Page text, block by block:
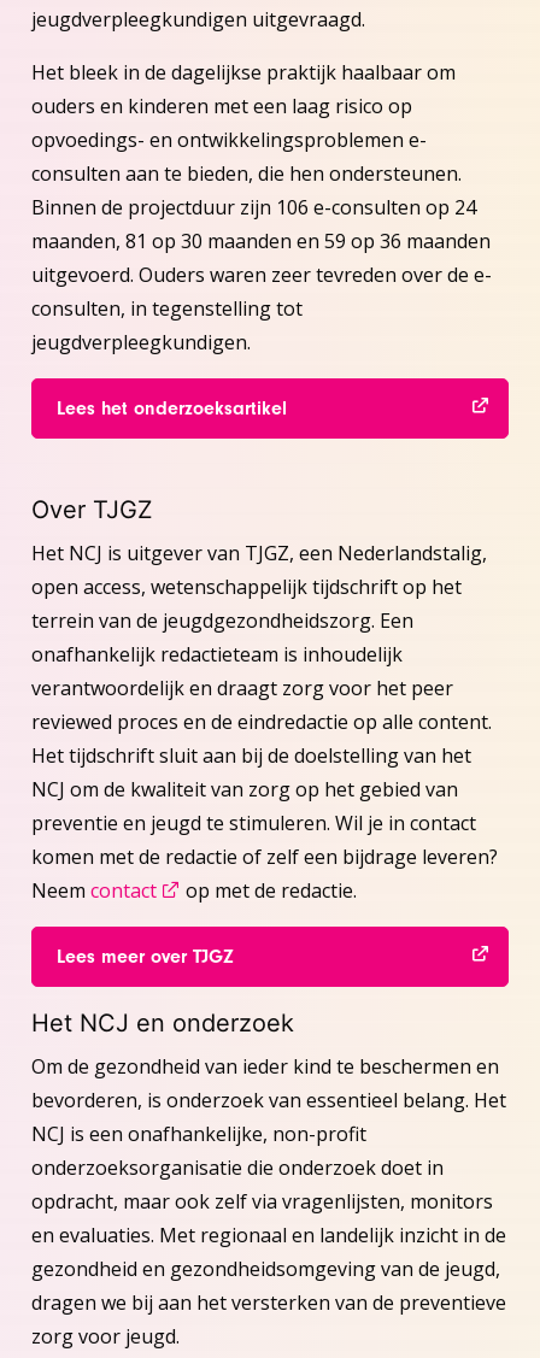
jeugdverpleegkundigen uitgevraagd.
Het bleek in de dagelijkse praktijk haalbaar om
ouders en kinderen met een laag risico op
opvoedings- en ontwikkelingsproblemen e-
consulten aan te bieden, die hen ondersteunen.
Binnen de projectduur zijn 106 e-consulten op 24
maanden, 81 op 30 maanden en 59 op 36 maanden
uitgevoerd. Ouders waren zeer tevreden over de e-
consulten, in tegenstelling tot
jeugdverpleegkundigen.
Lees het onderzoeksartikel
Over TJGZ
Het NCJ is uitgever van TJGZ, een Nederlandstalig,
open access, wetenschappelijk tijdschrift op het
terrein van de jeugdgezondheidszorg. Een
onafhankelijk redactieteam is inhoudelijk
verantwoordelijk en draagt zorg voor het peer
reviewed proces en de eindredactie op alle content.
Het tijdschrift sluit aan bij de doelstelling van het
NCJ om de kwaliteit van zorg op het gebied van
preventie en jeugd te stimuleren. Wil je in contact
komen met de redactie of zelf een bijdrage leveren?
Neem contact op met de redactie.
Lees meer over TJGZ
Het NCJ en onderzoek
Om de gezondheid van ieder kind te beschermen en
bevorderen, is onderzoek van essentieel belang. Het
NCJ is een onafhankelijke, non-profit
onderzoeksorganisatie die onderzoek doet in
opdracht, maar ook zelf via vragenlijsten, monitors
en evaluaties. Met regionaal en landelijk inzicht in de
gezondheid en gezondheidsomgeving van de jeugd,
dragen we bij aan het versterken van de preventieve
zorg voor jeugd.